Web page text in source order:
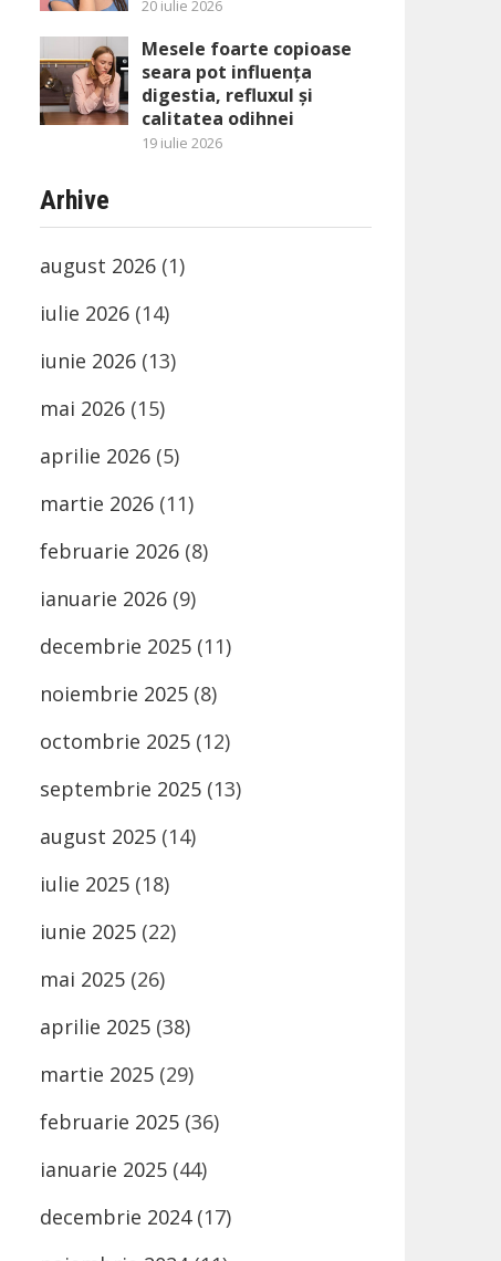
20 iulie 2026
Mesele foarte copioase
seara pot influența
digestia, refluxul și
calitatea odihnei
19 iulie 2026
Arhive
august 2026 (1)
iulie 2026 (14)
iunie 2026 (13)
mai 2026 (15)
aprilie 2026 (5)
martie 2026 (11)
februarie 2026 (8)
ianuarie 2026 (9)
decembrie 2025 (11)
noiembrie 2025 (8)
octombrie 2025 (12)
septembrie 2025 (13)
august 2025 (14)
iulie 2025 (18)
iunie 2025 (22)
mai 2025 (26)
aprilie 2025 (38)
martie 2025 (29)
februarie 2025 (36)
ianuarie 2025 (44)
decembrie 2024(17)